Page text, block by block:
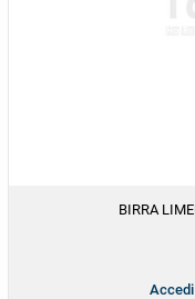
BIRRA